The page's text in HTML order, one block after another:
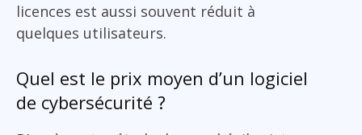
licences est aussi souvent réduit à
quelques utilisateurs.
Quel est le prix moyen d’un logiciel
de cybersécurité ?